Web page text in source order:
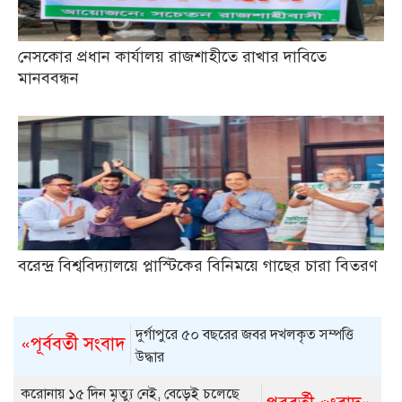
নেসকোর প্রধান কার্যালয় রাজশাহীতে রাখার দাবিতে
মানববন্ধন
বরেন্দ্র বিশ্ববিদ্যালয়ে প্লাস্টিকের বিনিময়ে গাছের চারা বিতরণ
«পূর্ববর্তী সংবাদ দুর্গাপুরে ৫০ বছরের জবর দখলকৃত সম্পত্তি
উদ্ধার
করোনায় ১৫ দিন মৃত্যু নেই, বেড়েই চলেছে